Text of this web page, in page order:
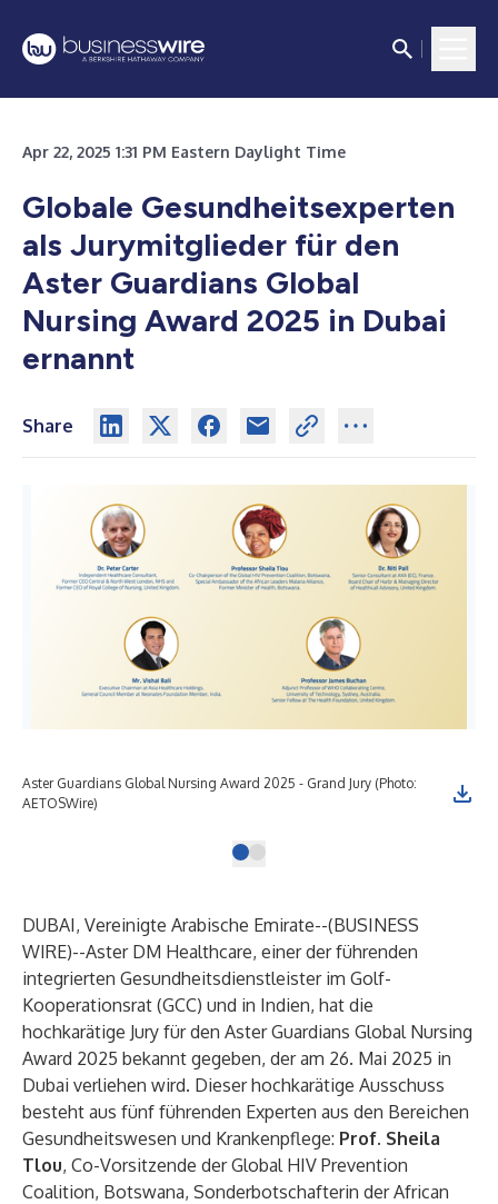
Apr 22, 2025 1:31 PM Eastern Daylight Time
Globale Gesundheitsexperten
als Jurymitglieder für den
Aster Guardians Global
Nursing Award 2025 in Dubai
ernannt
Share
Aster Guardians Global Nursing Award 2025 - Grand Jury (Photo:
AETOSWire)
DUBAI, Vereinigte Arabische Emirate--(BUSINESS
WIRE)--Aster DM Healthcare, einer der führenden
integrierten Gesundheitsdienstleister im Golf-
Kooperationsrat (GCC) und in Indien, hat die
hochkarätige Jury für den Aster Guardians Global Nursing
Award 2025 bekannt gegeben, der am 26. Mai 2025 in
Dubai verliehen wird. Dieser hochkarätige Ausschuss
besteht aus fünf führenden Experten aus den Bereichen
Gesundheitswesen und Krankenpflege: Prof. Sheila
Tlou, Co-Vorsitzende der Global HIV Prevention
Coalition, Botswana, Sonderbotschafterin der African